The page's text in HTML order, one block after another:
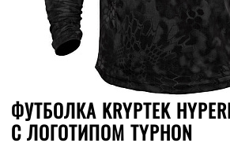
ФУТБОЛКА KRYPTEK
С ЛОГОТИПОМ TYPHON